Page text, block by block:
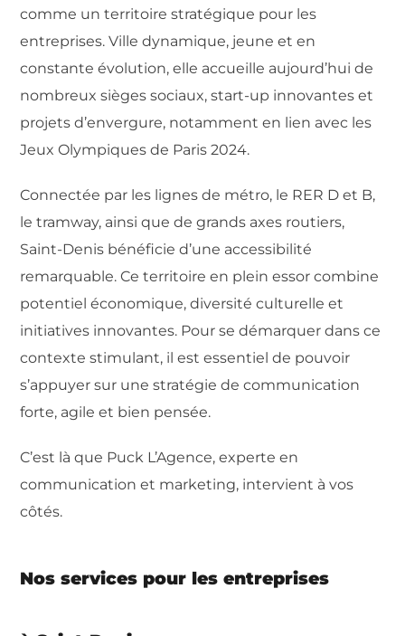
comme un territoire stratégique pour les
entreprises. Ville dynamique, jeune et en
constante évolution, elle accueille aujourd’hui de
nombreux sièges sociaux, start-up innovantes et
projets d’envergure, notamment en lien avec les
Jeux Olympiques de Paris 2024.
Connectée par les lignes de métro, le RER D et B,
le tramway, ainsi que de grands axes routiers,
Saint-Denis bénéficie d’une accessibilité
remarquable. Ce territoire en plein essor combine
potentiel économique, diversité culturelle et
initiatives innovantes. Pour se démarquer dans ce
contexte stimulant, il est essentiel de pouvoir
s’appuyer sur une stratégie de communication
forte, agile et bien pensée.
C’est là que Puck L’Agence, experte en
communication et marketing, intervient à vos
côtés.
Nos services pour les entreprises